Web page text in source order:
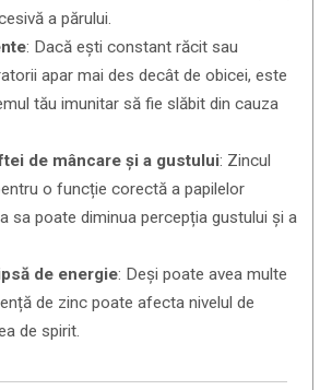
a părului.
: Dacă ești constant răcit sau
apar mai des decât de obicei, este
tău imunitar să fie slăbit din cauza
de mâncare și a gustului: Zincul
o funcție corectă a papilelor
sa poate diminua percepția gustului și a
de energie: Deși poate avea multe
de zinc poate afecta nivelul de
de spirit.